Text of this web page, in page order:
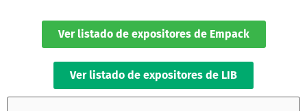
Ver listado de expositores de Empack
Ver listado de expositores de LIB
Filtros